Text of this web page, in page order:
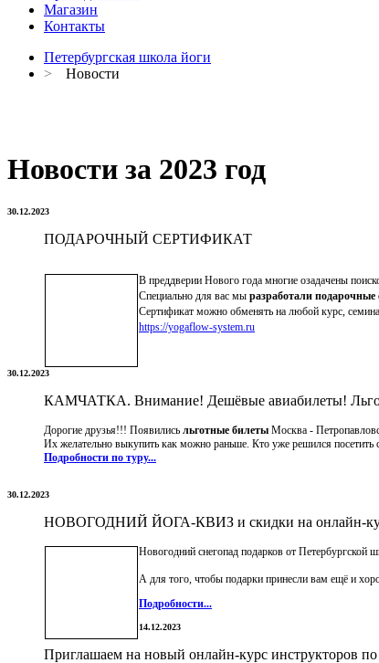
Магазин
Контакты
Петербургская школа йоги
>
Новости
Новости за 2023 год
30.12.2023
ПОДАРОЧНЫЙ СЕРТИФИКАТ
В преддверии Нового года многие озадачены
Специально для вас мы разработали
Сертификат можно обменять на любой курс,
https://yogaflow-system.ru
30.12.2023
КАМЧАТКА. Внимание! Дешёвые авиабилеты!
Дорогие друзья!!! Появились льготные билеты Москва -
Их желательно выкупить как можно раньше. Кто уже решился посетить
Подробности по туру...
30.12.2023
НОВОГОДНИЙ ЙОГА-КВИЗ и скидки на онлайн-
Новогодний снегопад подарков от Петербургской
А для того, чтобы подарки принесли вам ещё и
Подробности...
14.12.2023
Приглашаем на новый онлайн-курс инструкторов